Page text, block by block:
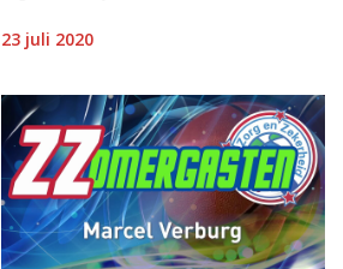
23 juli 2020